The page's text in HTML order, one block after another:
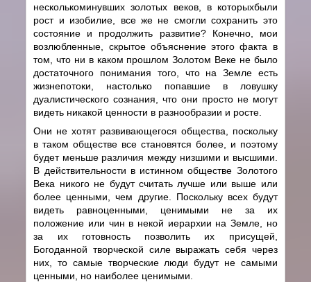
несколькоминувших золотых веков, в которыхбыли
рост и изобилие, все же не смогли сохранить это
состояние и продолжить развитие? Конечно, мои
возлюбленные, скрытое объяснение этого факта в
том, что ни в каком прошлом Золотом Веке не было
достаточного понимания того, что на Земле есть
жизнепотоки, настолько попавшие в ловушку
дуалистического сознания, что они просто не могут
видеть никакой ценности в разнообразии и росте.
Они не хотят развивающегося общества, поскольку
в таком обществе все становятся более, и поэтому
будет меньше различия между низшими и высшими.
В действительности в истинном обществе Золотого
Века никого не будут считать лучше или выше или
более ценными, чем другие. Поскольку всех будут
видеть равноценными, ценимыми не за их
положение или чин в некой иерархии на Земле, но
за их готовность позволить их присущей,
Богоданной творческой силе выражать себя через
них, то самые творческие люди будут не самыми
ценными, но наиболее ценимыми.